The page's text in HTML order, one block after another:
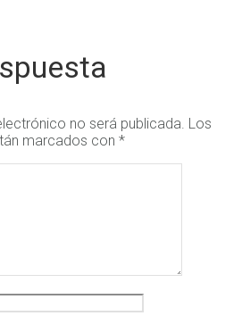
no será publicada. Los
marcados con *